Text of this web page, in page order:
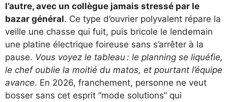
l’autre, avec un collègue jamais stressé par le
bazar général. Ce type d’ouvrier polyvalent répare la
veille une chasse qui fuit, puis bricole le lendemain
une platine électrique foireuse sans s’arrêter à la
pause. Vous voyez le tableau : le planning se liquéfie,
le chef oublie la moitié du matos, et pourtant l’équipe
avance. En 2026, franchement, personne ne veut
bosser sans cet esprit “mode solutions” qui